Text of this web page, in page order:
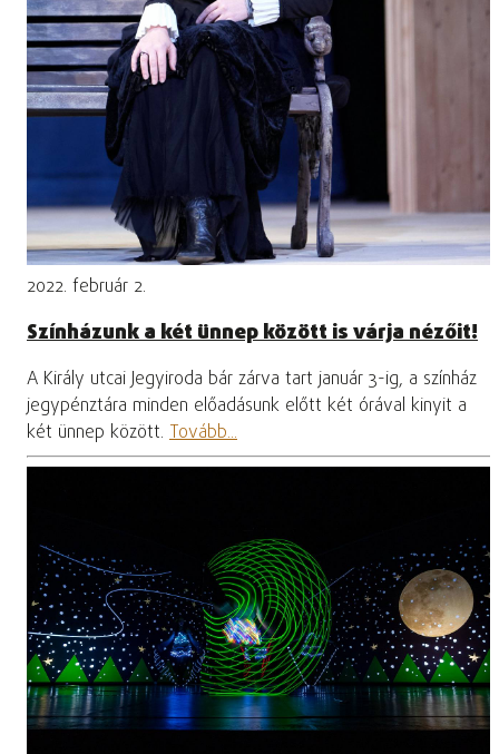
2022. február 2.
Színházunk a két ünnep között is várja nézőit!
A Király utcai Jegyiroda bár zárva tart január 3-ig, a színház
jegypénztára minden előadásunk előtt két órával kinyit a
két ünnep között. Tovább...